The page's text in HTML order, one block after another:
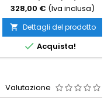
328,00 € (Iva inclusa)
 Dettagli del prodotto
 Acquista!
Valutazione